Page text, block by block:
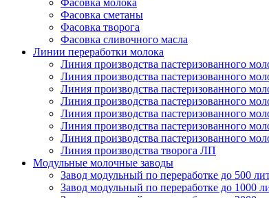
Фасовка сметаны
Фасовка творога
Фасовка сливочного масла
Линии переработки молока
Линия производства пастеризованного
Линия производства пастеризованного
Линия производства пастеризованного
Линия производства пастеризованного
Линия производства пастеризованного
Линия производства пастеризованного
Линия производства пастеризованного
Линия производства творога ЛП
Модульные молочные заводы
Завод модульный по переработке до 500
Завод модульный по переработке до 1000